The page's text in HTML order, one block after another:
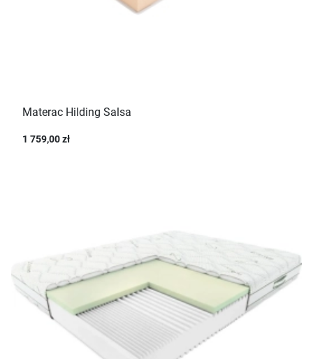
Materac Hilding Salsa
1 759,00 zł